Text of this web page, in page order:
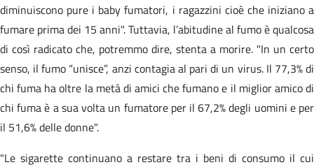
diminuiscono pure i baby fumatori, i ragazzini cioè che iniziano a
fumare prima dei 15 anni". Tuttavia, l’abitudine al fumo è qualcosa
di così radicato che, potremmo dire, stenta a morire. "In un certo
senso, il fumo “unisce”, anzi contagia al pari di un virus. Il 77,3% di
chi fuma ha oltre la metà di amici che fumano e il miglior amico di
chi fuma è a sua volta un fumatore per il 67,2% degli uomini e per
il 51,6% delle donne".
"Le sigarette continuano a restare tra i beni di consumo il cui